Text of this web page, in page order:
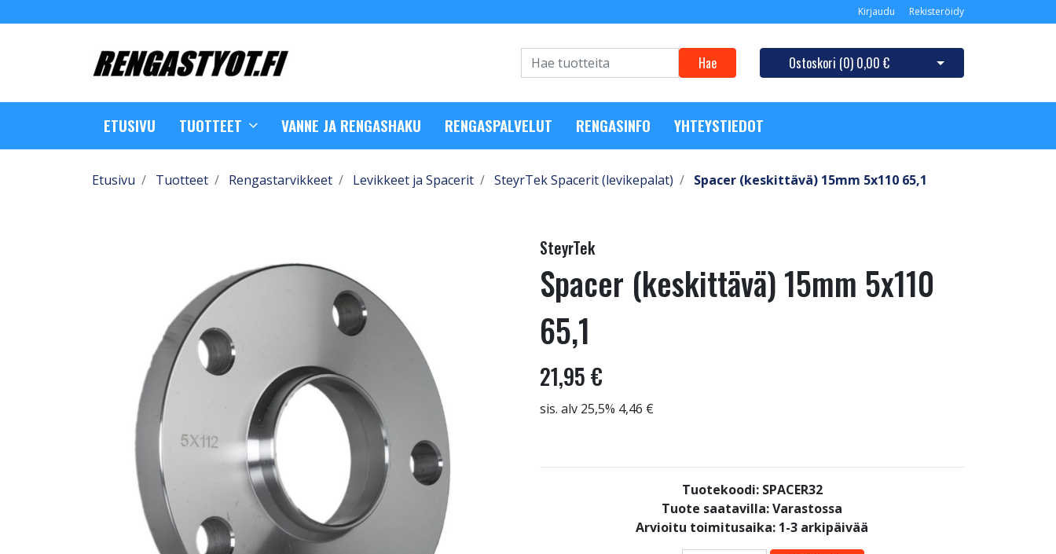
Kirjaudu Rekisteröidy
Hae Ostoskori (0) 0,00 € Avaa ostoskori
ETUSIVU TUOTTEET VANNE JA RENGASHAKU RENGASPALVELUT RENGASINFO YHTEYSTIEDOT
Etusivu Tuotteet Rengastarvikkeet Levikkeet ja Spacerit SteyrTek Spacerit (levikepalat) Spacer (keskittävä) 15mm 5x110 65,1
SteyrTek
Spacer (keskittävä) 15mm 5x110
65,1
21,95 €
sis. alv 25,5% 4,46 €
Tuotekoodi: SPACER32
Tuote saatavilla:Varastossa
Arvioitu toimitusaika: 1-3 arkipäivää